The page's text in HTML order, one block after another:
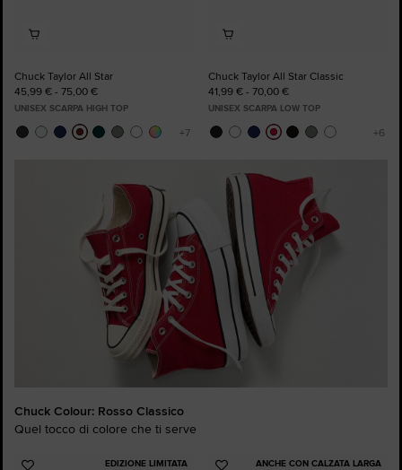
Chuck Taylor All Star
45,99 € - 75,00 €
UNISEX SCARPA HIGH TOP
Chuck Taylor All Star Classic
41,99 € - 70,00 €
UNISEX SCARPA LOW TOP
Chuck Colour: Rosso Classico
Quel tocco di colore che ti serve
EDIZIONE LIMITATA ANCHE CON CALZATA LARGA